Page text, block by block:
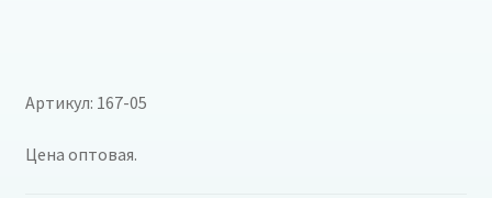
Артикул: 167-05
Цена оптовая.